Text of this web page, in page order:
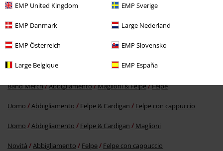
EMP United Kingdom EMP Sverige
EMP Danmark Large Nederland
EMP Österreich EMP Slovensko
Large Belgique EMP España
Altre Categorie. Altre Scelte.
Band Merch Abbigliamento Maglioni & Felpe Felpe
Uomo Abbigliamento Felpe & Cardigan Felpe con cappuccio
Uomo Abbigliamento Felpe & Cardigan Maglioni
Novità Abbigliamento Felpe Felpe con cappuccio